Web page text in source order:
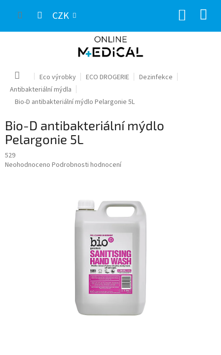
CZK
Domů Eco výrobky ECO DROGERIE
Dezinfekce
Antibakteriální mýdla
Bio-D antibakteriální mýdlo Pelargonie 5L
Bio-D antibakteriální mýdlo
Pelargonie 5L
529
Průměrné
Neohodnoceno Podrobnosti hodnocení